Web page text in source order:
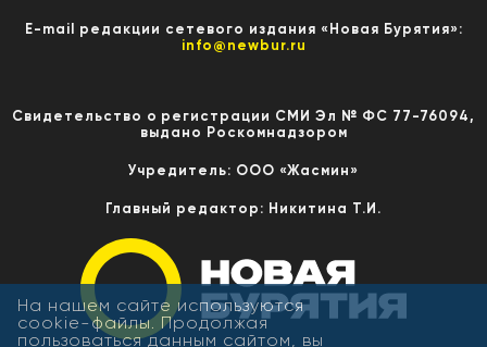
E-mail редакции сетевого издания «Новая Бурятия»:
info@newbur.ru
Свидетельство о регистрации СМИ Эл № ФС 77-76094,
выдано Роскомнадзором
Учредитель: ООО «Жасмин»
Главный редактор: Никитина Т.И.
На нашем сайте используются
cookie-файлы. Продолжая
пользоваться данным сайтом, вы